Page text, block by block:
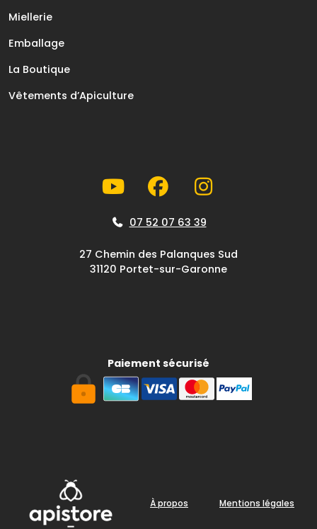
Miellerie
Emballage
La Boutique
Vêtements d’Apiculture
07 52 07 63 39
27 Chemin des Palanques Sud
31120 Portet-sur-Garonne
Paiement sécurisé
À propos Mentions légales